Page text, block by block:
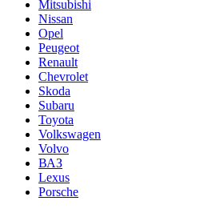
Mitsubishi
Nissan
Opel
Peugeot
Renault
Chevrolet
Skoda
Subaru
Toyota
Volkswagen
Volvo
ВАЗ
Lexus
Porsche